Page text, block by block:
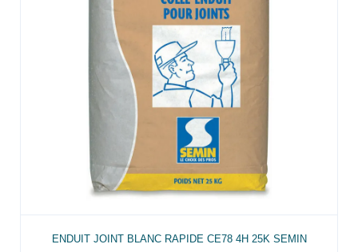
ENDUIT JOINT BLANC RAPIDE CE78 4H 25K SEMIN